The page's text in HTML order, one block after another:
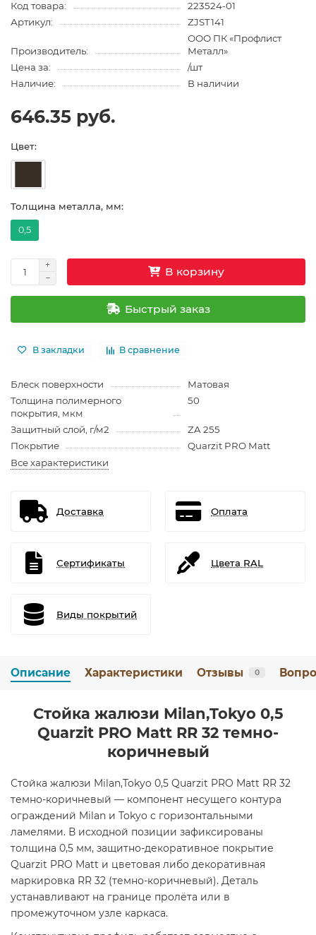
Код товара:
223524-01
Артикул:
ZJST141
Производитель:
ООО ПК «Профлист
Металл»
Цена за:
/шт
Наличие:
В наличии
646.35 руб.
Цвет:
Толщина металла, мм:
0,5
В корзину
Быстрый заказ
В закладки В сравнение
Блеск поверхности
Матовая
Толщина полимерного
покрытия, мкм
50
Защитный слой, г/м2
ZA 255
Покрытие
Quarzit PRO Matt
Все характеристики
Доставка Оплата
Сертификаты Цвета RAL
Виды покрытий
Описание Характеристики Отзывы 0
Стойка жалюзи Milan,Tokyo 0,5
Quarzit PRO Matt RR 32 темно-
коричневый
Стойка жалюзи Milan,Tokyo 0,5 Quarzit PRO Matt RR 32
темно-коричневый — компонент несущего контура
ограждений Milan и Tokyo с горизонтальными
ламелями. В исходной позиции зафиксированы
толщина 0,5 мм, защитно-декоративное покрытие
Quarzit PRO Matt и цветовая либо декоративная
маркировка RR 32 (темно-коричневый). Деталь
устанавливают на границе пролёта или в
промежуточном узле каркаса.